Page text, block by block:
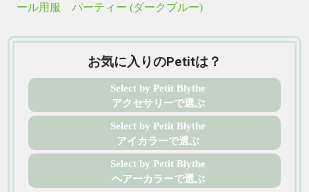
ール用服 パーティー (ダークブルー)
お気に入りのPetitは？
Select by Petit Blythe
アクセサリーで選ぶ
Select by Petit Blythe
アイカラーで選ぶ
Select by Petit Blythe
ヘアーカラーで選ぶ